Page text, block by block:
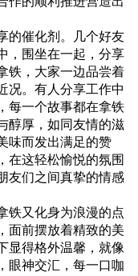
的催化剂。几个好友
，围坐在一起，分享
铁，大家一边品尝着
况。有人分享工作中
每一个故事都在拿铁
醇厚，如同友情的滋
味而发出满足的赞
在这轻松愉悦的氛围
友们之间真挚的情感
铁又化身为浪漫的点
面前摆放着精致的美
显得格外温馨，就像
眼神交汇，每一口咖